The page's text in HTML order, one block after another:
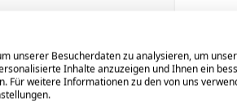
unserer Besucherdaten zu analysieren, um
Inhalte anzuzeigen und Ihnen ein
Für weitere Informationen zu den von uns